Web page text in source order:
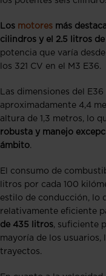
Los motores más
cilindros y el 2.5 litros
potencia que varía
los 321 CV en el M3 E36.
Las dimensiones del
aproximadamente 4,4
altura de 1,3 metros, lo
robusta y manejo
ámbito.
El consumo de
litros por cada 100
estilo de conducción, lo
relativamente eficiente
de 435 litros, suficiente
mayoría de los usuarios,
trayectos.